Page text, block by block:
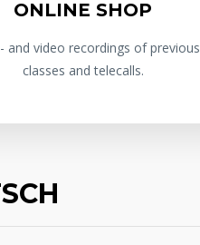
ONLINE SHOP
and video recordings of previous
classes and telecalls.